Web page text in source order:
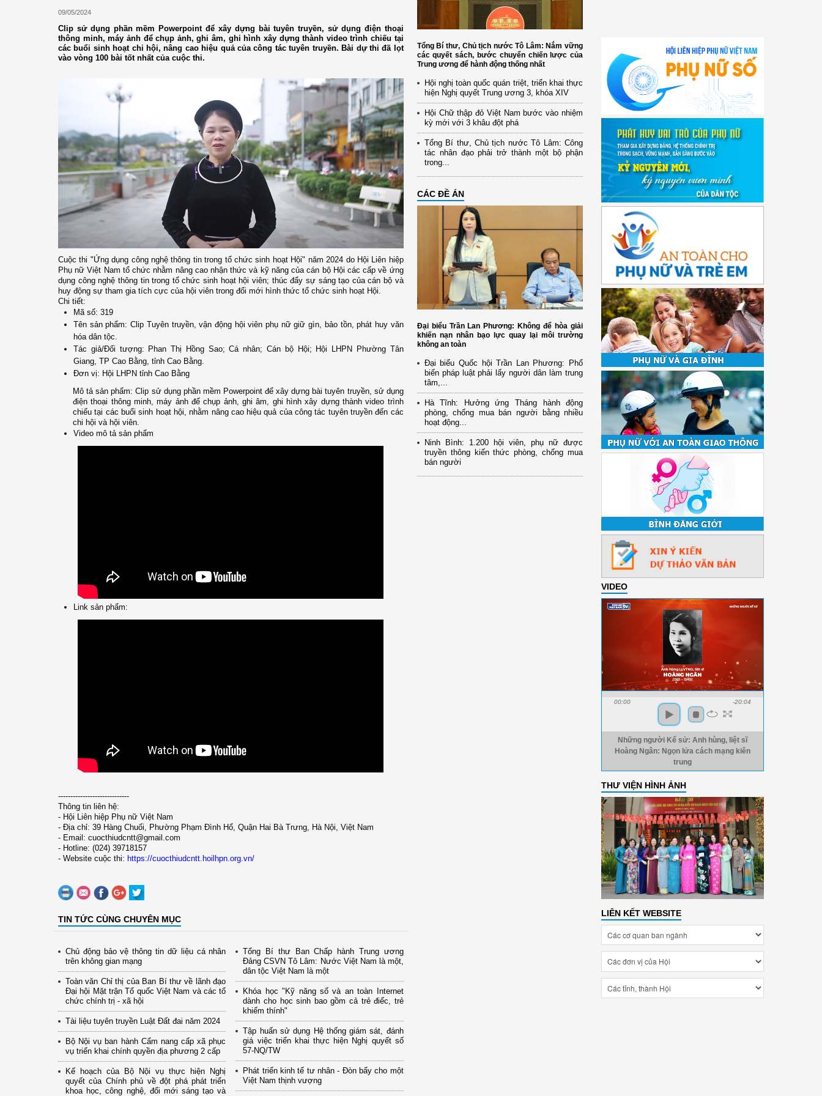
09/05/2024
Clip sử dụng phần mềm Powerpoint để xây dựng bài tuyên truyền, sử dụng điện thoại
thông minh, máy ảnh để chụp ảnh, ghi âm, ghi hình xây dựng thành video trình chiếu tại
các buổi sinh hoạt chi hội, nâng cao hiệu quả của công tác tuyên truyền. Bài dự thi đã lọt
vào vòng 100 bài tốt nhất của cuộc thi.
Cuộc thi "Ứng dụng công nghệ thông tin trong tổ chức sinh hoạt Hội" năm 2024 do Hội Liên hiệp
Phụ nữ Việt Nam tổ chức nhằm nâng cao nhận thức và kỹ năng của cán bộ Hội các cấp về ứng
dụng công nghệ thông tin trong tổ chức sinh hoạt hội viên; thúc đẩy sự sáng tạo của cán bộ và
huy động sự tham gia tích cực của hội viên trong đổi mới hình thức tổ chức sinh hoạt Hội.
Chi tiết:
Mã số: 319
Tên sản phẩm:Clip Tuyên truyền, vận động hội viên phụ nữ giữ gìn, bảo tồn, phát huy văn
hóa dân tộc.
Tác giả/Đối tượng: Phan Thị Hồng Sao;Cá nhân;Cán bộ Hội; Hội LHPN Phường Tân
Giang, TP Cao Bằng, tỉnh Cao Bằng.
Đơn vị: Hội LHPN tỉnh Cao Bằng
Mô tả sản phẩm:Clip sử dụng phần mềm Powerpoint để xây dựng bài tuyên truyền, sử dụng
điện thoại thông minh, máy ảnh để chụp ảnh, ghi âm, ghi hình xây dựng thành video trình
chiếu tại các buổi sinh hoạt hội, nhằm nâng cao hiệu quả của công tác tuyên truyền đến các
chi hội và hội viên.
Video mô tả sản phẩm
Link sản phẩm:
-----------------------------
Thông tin liên hệ:
- Hội Liên hiệp Phụ nữ Việt Nam
- Địa chỉ: 39 Hàng Chuối, Phường Phạm Đình Hổ, Quận Hai Bà Trưng, Hà Nội, Việt Nam
- Email: cuocthiudcntt@gmail.com
- Hotline: (024) 39718157
- Website cuộc thi: https://cuocthiudcntt.hoilhpn.org.vn/
TIN TỨC CÙNG CHUYÊN MỤC
Chủ động bảo vệ thông tin dữ liệu cá nhân
trên không gian mạng
Toàn văn Chỉ thị của Ban Bí thư về lãnh đạo
Đại hội Mặt trận Tổ quốc Việt Nam và các tổ
chức chính trị - xã hội
Tài liệu tuyên truyền Luật Đất đai năm 2024
Bộ Nội vụ ban hành Cẩm nang cấp xã phục
vụ triển khai chính quyền địa phương 2 cấp
Kế hoạch của Bộ Nội vụ thực hiện Nghị
quyết của Chính phủ về đột phá phát triển
khoa học, công nghệ, đổi mới sáng tạo và
Tổng Bí thư Ban Chấp hành Trung ương
Đảng CSVN Tô Lâm: Nước Việt Nam là một,
dân tộc Việt Nam là một
Khóa học "Kỹ năng số và an toàn Internet
dành cho học sinh bao gồm cả trẻ điếc, trẻ
khiếm thính"
Tập huấn sử dụng Hệ thống giám sát, đánh
giá việc triển khai thực hiện Nghị quyết số
57-NQ/TW
Phát triển kinh tế tư nhân - Đòn bẩy cho một
Việt Nam thịnh vượng
Tổng Bí thư, Chủ tịch nước Tô Lâm: Nắm vững
các quyết sách, bước chuyển chiến lược của
Trung ương để hành động thống nhất
Hội nghị toàn quốc quán triệt, triển khai thực
hiện Nghị quyết Trung ương 3, khóa XIV
Hội Chữ thập đỏ Việt Nam bước vào nhiệm
kỳ mới với 3 khâu đột phá
Tổng Bí thư, Chủ tịch nước Tô Lâm: Công
tác nhân đạo phải trở thành một bộ phận
trong...
CÁC ĐỀ ÁN
Đại biểu Trần Lan Phương: Không để hòa giải
khiến nạn nhân bạo lực quay lại môi trường
không an toàn
Đại biểu Quốc hội Trần Lan Phương: Phổ
biến pháp luật phải lấy người dân làm trung
tâm,...
Hà Tĩnh: Hưởng ứng Tháng hành động
phòng, chống mua bán người bằng nhiều
hoạt động...
Ninh Bình: 1.200 hội viên, phụ nữ được
truyền thông kiến thức phòng, chống mua
bán người
VIDEO
00:00 -20:04
Những người Kể sử: Anh hùng, liệt sĩ
Hoàng Ngân: Ngọn lửa cách mạng kiên
trung
THƯ VIỆN HÌNH ẢNH
LIÊN KẾT WEBSITE